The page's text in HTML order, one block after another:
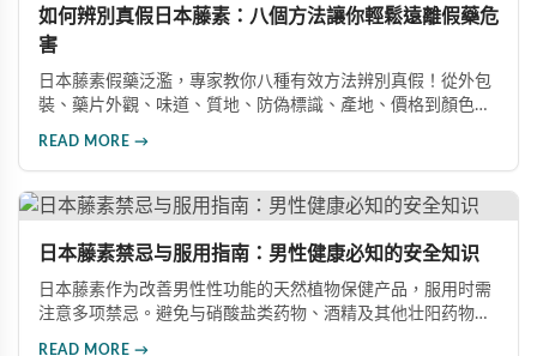
如何辨別真假日本藤素：八個方法讓你輕鬆遠離假藥危
害
日本藤素假藥泛濫，專家教你八種有效方法辨別真假！從外包
裝、藥片外觀、味道、質地、防偽標識、產地、價格到顏色特
READ MORE →
日本藤素禁忌与服用指南：男性健康必知的安全知识
日本藤素作为改善男性性功能的天然植物保健产品，服用时需
注意多项禁忌。避免与硝酸盐类药物、酒精及其他壮阳药物同
READ MORE →